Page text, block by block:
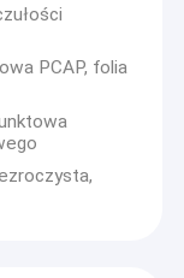
PCAP, folia